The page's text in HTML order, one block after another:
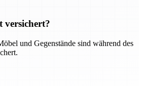
versichert?
und Gegenstände sind während des